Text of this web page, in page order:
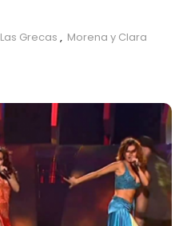
Las Grecas , Morena y Clara